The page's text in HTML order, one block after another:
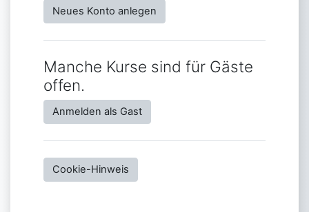
Neues Konto anlegen
Manche Kurse sind für Gäste
offen.
Anmelden als Gast
Cookie-Hinweis